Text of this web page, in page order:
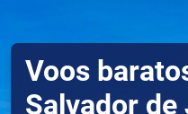
Voos
Salvador de